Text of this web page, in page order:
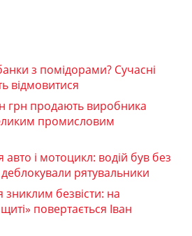
з помідорами? Сучасні
відмовитися
грн продають виробника
промисловим
авто і мотоцикл: водій був без
деблокували рятувальники
безвісти: на
повертається Іван